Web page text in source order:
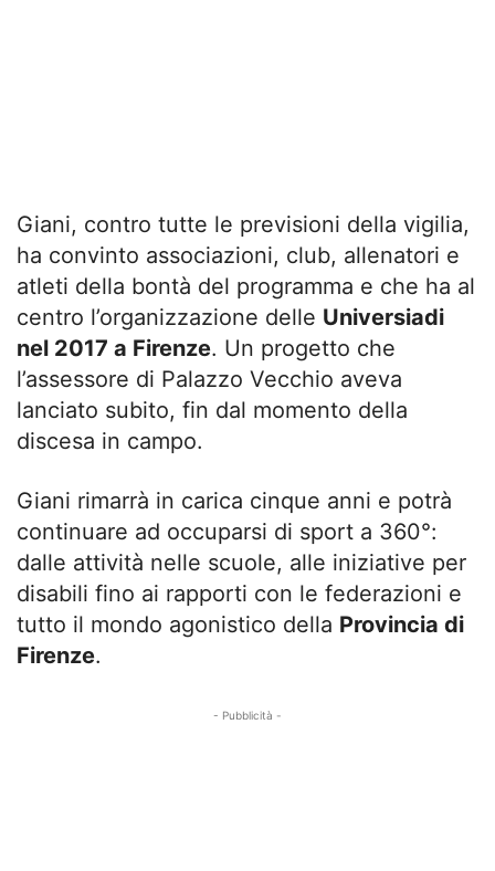
Giani, contro tutte le previsioni della vigilia,
ha convinto associazioni, club, allenatori e
atleti della bontà del programma e che ha al
centro l’organizzazione delle Universiadi
nel 2017 a Firenze. Un progetto che
l’assessore di Palazzo Vecchio aveva
lanciato subito, fin dal momento della
discesa in campo.
Giani rimarrà in carica cinque anni e potrà
continuare ad occuparsi di sport a 360°:
dalle attività nelle scuole, alle iniziative per
disabili fino ai rapporti con le federazioni e
tutto il mondo agonistico della Provincia di
Firenze.
- Pubblicità -